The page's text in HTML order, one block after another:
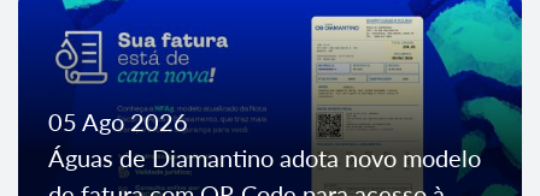
05 Ago 2026
Águas de Diamantino adota novo modelo